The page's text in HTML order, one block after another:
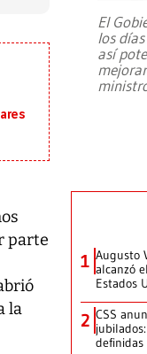
parte
la
El
los
así
1 Augusto
alcanzó
Estados
2 CSS
definidas